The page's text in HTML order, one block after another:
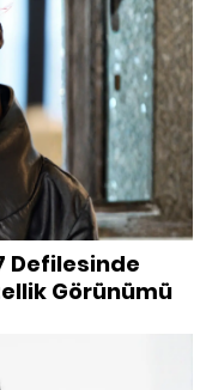
Defilesinde
Görünümü